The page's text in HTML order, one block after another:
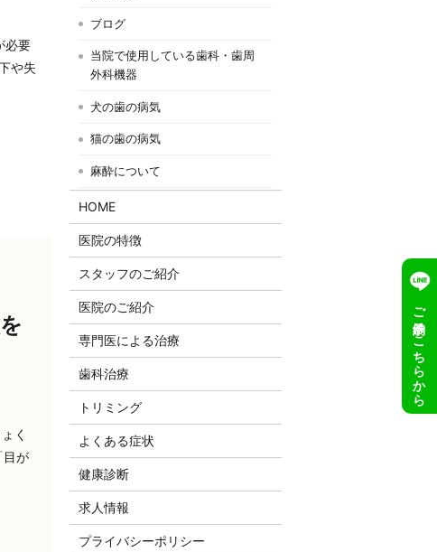
必要
や失
く
目が
ブログ
当院で使用している歯科・歯周
外科機器
犬の歯の病気
猫の歯の病気
麻酔について
HOME
医院の特徴
スタッフのご紹介
医院のご紹介
専門医による治療
歯科治療
トリミング
よくある症状
健康診断
求人情報
プライバシーポリシー
ご予約はこちらから